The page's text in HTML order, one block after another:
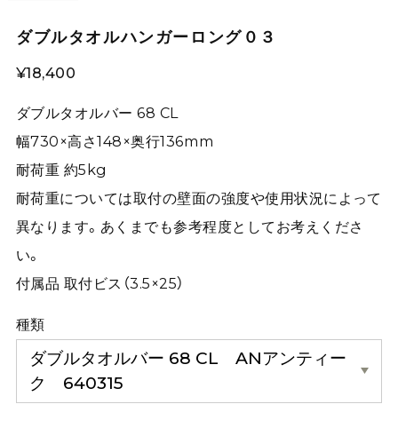
ダブルタオルハンガーロング０３
¥18,400
ダブルタオルバー 68 CL
幅730×高さ148×奥行136mm
耐荷重 約5kg
耐荷重については取付の壁面の強度や使用状況によって
異なります。あくまでも参考程度としてお考えくださ
い。
付属品 取付ビス（3.5×25）
種類